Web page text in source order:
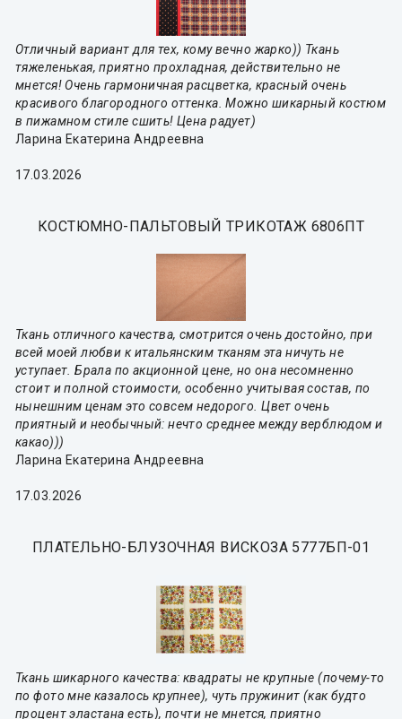
Отличный вариант для тех, кому вечно жарко)) Ткань
тяжеленькая, приятно прохладная, действительно не
мнется! Очень гармоничная расцветка, красный очень
красивого благородного оттенка. Можно шикарный костюм
в пижамном стиле сшить! Цена радует)
Ларина Екатерина Андреевна
17.03.2026
КОСТЮМНО-ПАЛЬТОВЫЙ ТРИКОТАЖ 6806ПТ
Ткань отличного качества, смотрится очень достойно, при
всей моей любви к итальянским тканям эта ничуть не
уступает. Брала по акционной цене, но она несомненно
стоит и полной стоимости, особенно учитывая состав, по
нынешним ценам это совсем недорого. Цвет очень
приятный и необычный: нечто среднее между верблюдом и
какао)))
Ларина Екатерина Андреевна
17.03.2026
ПЛАТЕЛЬНО-БЛУЗОЧНАЯ ВИСКОЗА 5777БП-01
Ткань шикарного качества: квадраты не крупные (почему-то
по фото мне казалось крупнее), чуть пружинит (как будто
процент эластана есть), почти не мнется, приятно